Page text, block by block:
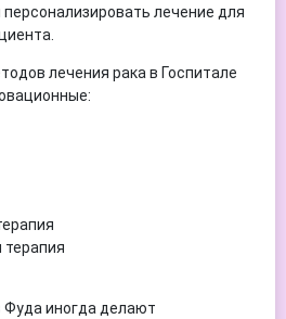
лечение для
лечения рака в Госпитале
Фуда иногда делают